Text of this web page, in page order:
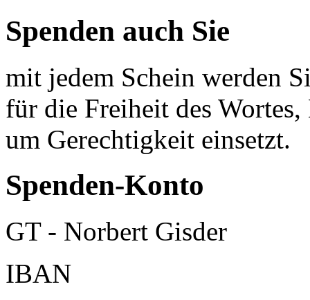
Spenden auch Sie
mit jedem Schein werden
für die Freiheit des
um Gerechtigkeit einsetzt.
Spenden-Konto
GT - Norbert Gisder
IBAN